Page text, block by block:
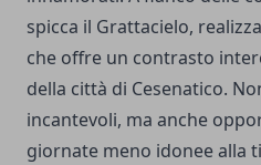
spicca il Grattacielo,
che offre un contrasto
della città di Cesenatico.
incantevoli, ma anche
giornate meno idonee alla